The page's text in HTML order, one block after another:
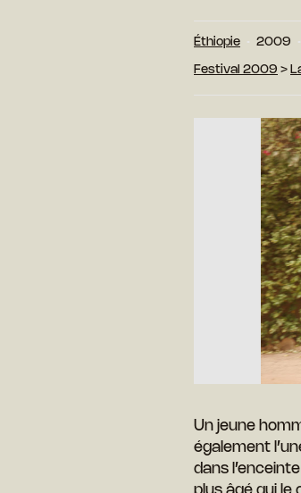
Éthiopie 2009
Festival 2009 >
Un jeune
également
dans